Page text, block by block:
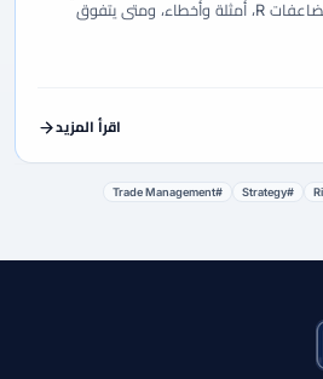
جزئي، عدّاء متبقٍ، محاسبة مضاعفات R، أمثلة وأخطاء، ومتى يتفوق
اقرأ المزيد
#Strategy
#Trade Management